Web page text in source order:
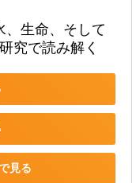
、生命、そして
究で読み解く
見る